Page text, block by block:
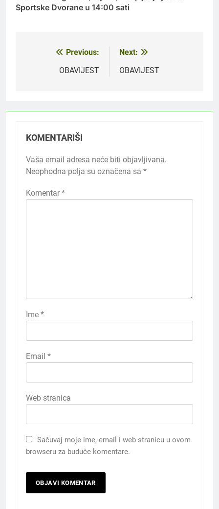
Sportske Dvorane u 14:00 sati
Navigacija
članaka
Previous:
OBAVIJEST
Next:
OBAVIJEST
KOMENTARIŠI
Vaša email adresa neće biti objavljivana.
Neophodna polja su označena sa *
Komentar *
Ime *
Email *
Web stranica
Sačuvaj moje ime, email i web stranicu u ovom
browseru za buduće komentare.